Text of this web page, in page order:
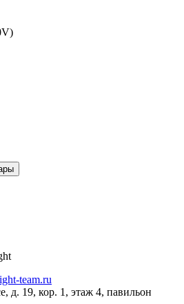
team.ru
д. 19, кор. 1, этаж 4, павильон